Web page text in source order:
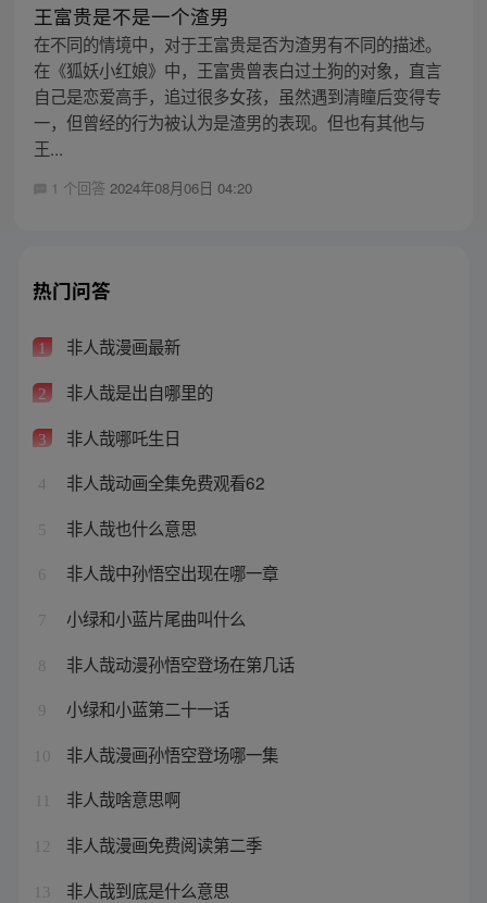
王富贵是不是一个渣男
在不同的情境中，对于王富贵是否为渣男有不同的描述。
在《狐妖小红娘》中，王富贵曾表白过土狗的对象，直言
自己是恋爱高手，追过很多女孩，虽然遇到清瞳后变得专
一，但曾经的行为被认为是渣男的表现。但也有其他与
王...
1 个回答 2024年08月06日 04:20
热门问答
1 非人哉漫画最新
2 非人哉是出自哪里的
3 非人哉哪吒生日
4 非人哉动画全集免费观看62
5 非人哉也什么意思
6 非人哉中孙悟空出现在哪一章
7 小绿和小蓝片尾曲叫什么
8 非人哉动漫孙悟空登场在第几话
9 小绿和小蓝第二十一话
10 非人哉漫画孙悟空登场哪一集
非人哉啥意思啊
12 非人哉漫画免费阅读第二季
13 非人哉到底是什么意思